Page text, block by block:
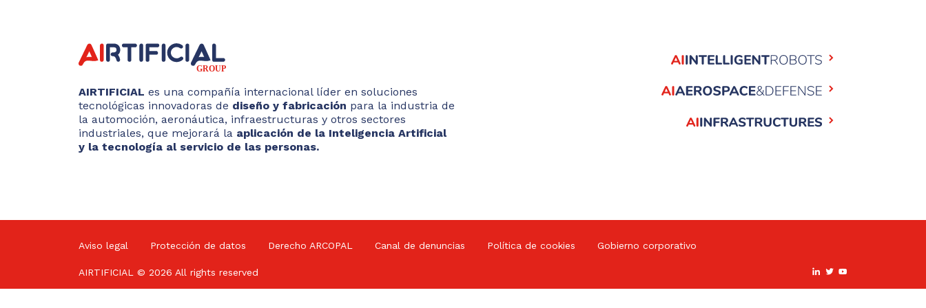
AIRTIFICIAL es una compañía internacional líder en soluciones
tecnológicas innovadoras de diseño y fabricación para la industria de
la automoción, aeronáutica, infraestructuras y otros sectores
industriales, que mejorará la aplicación de la Inteligencia Artificial
y la tecnología al servicio de las personas.
Aviso legal Protección de datos Derecho ARCOPAL Canal de denuncias Política de cookies Gobierno corporativo
AIRTIFICIAL © 2026 All rights reserved